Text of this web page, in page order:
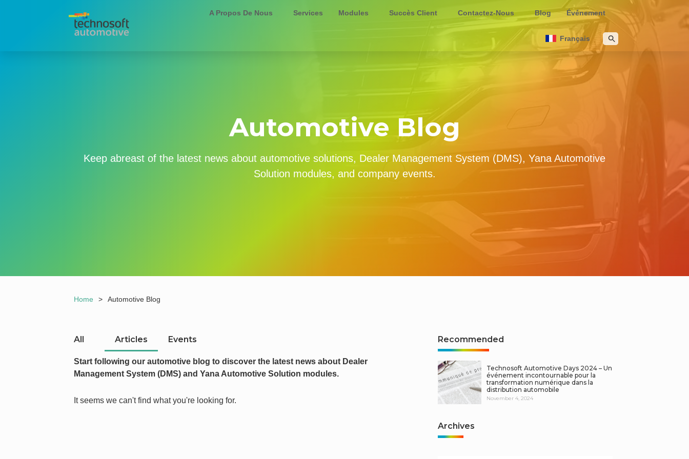
A Propos De Nous Services Modules Succès Client Contactez-Nous Blog Événement
Français
Automotive Blog
Keep abreast of the latest news about automotive solutions, Dealer Management System (DMS), Yana Automotive
Solution modules, and company events.
Home > Automotive Blog
All Articles Events
Start following our automotive blog to discover the latest news about Dealer
Management System (DMS) and Yana Automotive Solution modules.
It seems we can't find what you're looking for.
Recommended
Technosoft Automotive Days 2024 – Un
événement incontournable pour la
transformation numérique dans la
distribution automobile
November 4, 2024
Archives